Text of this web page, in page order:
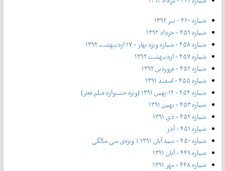
شماره ۴۶۰ - تیر ۱۳۹۲
شماره ۴۵۹ - خرداد ۱۳۹۲
شماره ۴۵۸ - شماره ویژه بهار - ۱۷ اردیبهشت ۱۳۹۲
شماره ۴۵۷ - اردیبهشت ۱۳۹۲
شماره ۴۵۶ - فروردین ۱۳۹۲
شماره ۴۵۵ - اسفند ۱۳۹۱
شماره ۴۵۴ - ۱۲ بهمن ۱۳۹۱ (ویژه جشنواره فیلم فجر)
شماره ۴۵۳ - بهمن ۱۳۹۱
شماره ۴۵۲ - دی ۱۳۹۱
شماره ۴۵۱ - آذر
شماره ۴۵۰ - نیمه آبان ۱۳۹۱ | ویژه‌ی سی سالگی
شماره ۴۴۹ - آبان ۱۳۹۱
شماره ۴۴۸ - مهر ۱۳۹۱